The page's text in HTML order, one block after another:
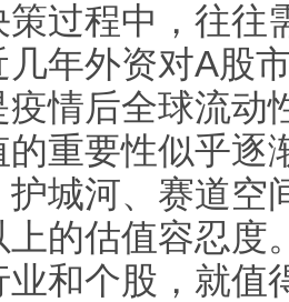
过程中，往往
年外资对A股
情后全球流动
重要性似乎逐
城河、赛道空
上的估值容忍度
和个股，就值